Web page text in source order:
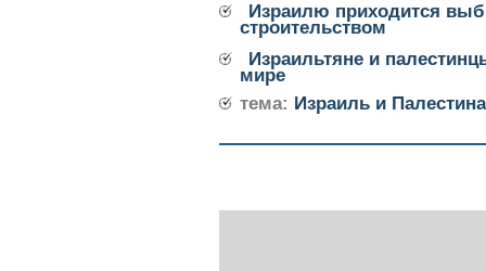
Израилю приходится
строительством
Израильтяне и
мире
тема: Израиль и Палестина